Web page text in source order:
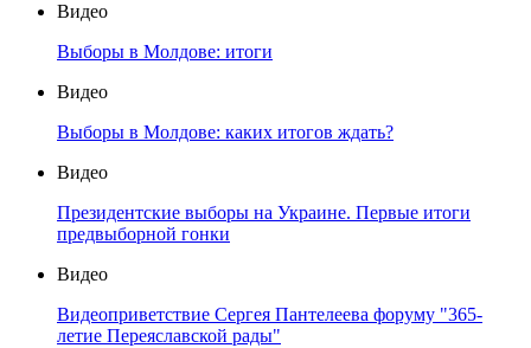
Видео
Выборы в Молдове: итоги
Видео
Выборы в Молдове: каких итогов ждать?
Видео
Президентские выборы на Украине. Первые итоги
предвыборной гонки
Видео
Видеоприветствие Сергея Пантелеева форуму "365-
летие Переяславской рады"